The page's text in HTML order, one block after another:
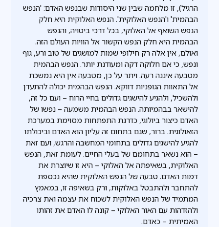
הרגיל), זו מלחמה שבין שני היסודות שבנפש האדם: 'הנפש
הבהמית' ו'הנפש האלוקית'. הנפש האלוקית היא חלק
הנפש השואף אל האלוקי, בכל דרכי ביטויה, והנפש
הבהמית היא חלק הנפש הקשור אל הוויות העולם הזה.
ואולם, אין אלה רק חילופי שמות למושגים של טוב ורע, גוף
ונפש, כי אם חלוקה דקה ומעודנת יותר. הנפש הבהמית
מטבעה איננה רעה. ויתר על כן, מטבעה אין היא נמשכת
אל התאוות הגופניות דווקא. הנפש הבהמית יכולה להתעדן
ולהשכיל, ולהגיע להישגים גדולים בחיי הרוח – ועם כל זה,
להישאר בבהמיותה. הנפש הבהמית משמעה – נפשו של
האדם כיצור ביולוגי, כדרגת התפתחות מסוימת במערכת
הזאולוגית. ברור, שגם בתחום זה עליון הוא האדם וביכולתו
להגיע להישגים גדולים בתחומי המחשבה והרגש, ועם זאת
– הוא נשאר בתחומם של בעלי החיים. לעומת זאת, הנפש
האלוקית, בשאיפתה אל האלוקי – היא זו שיוצרת את
דמות האדם. טבעה של הנפש האלוקית שהיא נכספת
להתחבר ולהתבטל באלוקות, ורק בשאיפה זו, במאמץ
המתמיד של הנפש האלוקית לשכוח את עצמה ואת צרכיה
ולהזדהות עם האור האלוקי – קונה לו האדם את זהותו
האמיתית – כאדם.